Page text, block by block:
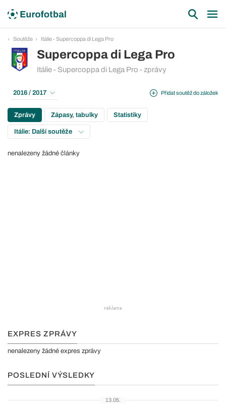
Soutěže Itálie - Supercoppa di Lega Pro
Supercoppa di Lega Pro
Itálie - Supercoppa di Lega Pro - zprávy
Přidat soutěž do záložek
2016 / 2017
Zprávy Zápasy, tabulky Statistiky
Itálie: Další soutěže
nenalezeny žádné články
EXPRES ZPRÁVY
nenalezeny žádné expres zprávy
POSLEDNÍ VÝSLEDKY
13.05.